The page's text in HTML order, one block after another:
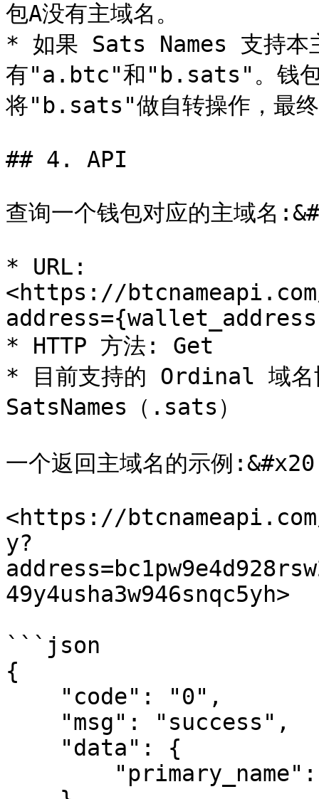
包A没有主域名。
* 如果 Sats Names 支持本
有"a.btc"和"b.sats"。钱
将"b.sats"做自转操作，最
## 4. API
查询一个钱包对应的主域名
* URL:
<https://
* HTTP 方法: Get
* 目前支持的 Ordinal 域
SatsNames（.sats）
一个返回主域名的示例
<https://
y?
49y4usha3w946snqc5yh>
```json
{